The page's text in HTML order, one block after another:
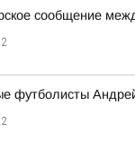
сообщение
футболисты